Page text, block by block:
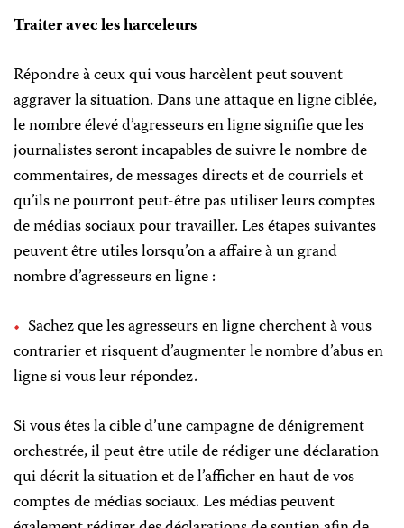
Traiter avec les harceleurs
Répondre à ceux qui vous harcèlent peut souvent
aggraver la situation. Dans une attaque en ligne ciblée,
le nombre élevé d’agresseurs en ligne signifie que les
journalistes seront incapables de suivre le nombre de
commentaires, de messages directs et de courriels et
qu’ils ne pourront peut-être pas utiliser leurs comptes
de médias sociaux pour travailler. Les étapes suivantes
peuvent être utiles lorsqu’on a affaire à un grand
nombre d’agresseurs en ligne :
Sachez que les agresseurs en ligne cherchent à vous
contrarier et risquent d’augmenter le nombre d’abus en
ligne si vous leur répondez.
Si vous êtes la cible d’une campagne de dénigrement
orchestrée, il peut être utile de rédiger une déclaration
qui décrit la situation et de l’afficher en haut de vos
comptes de médias sociaux. Les médias peuvent